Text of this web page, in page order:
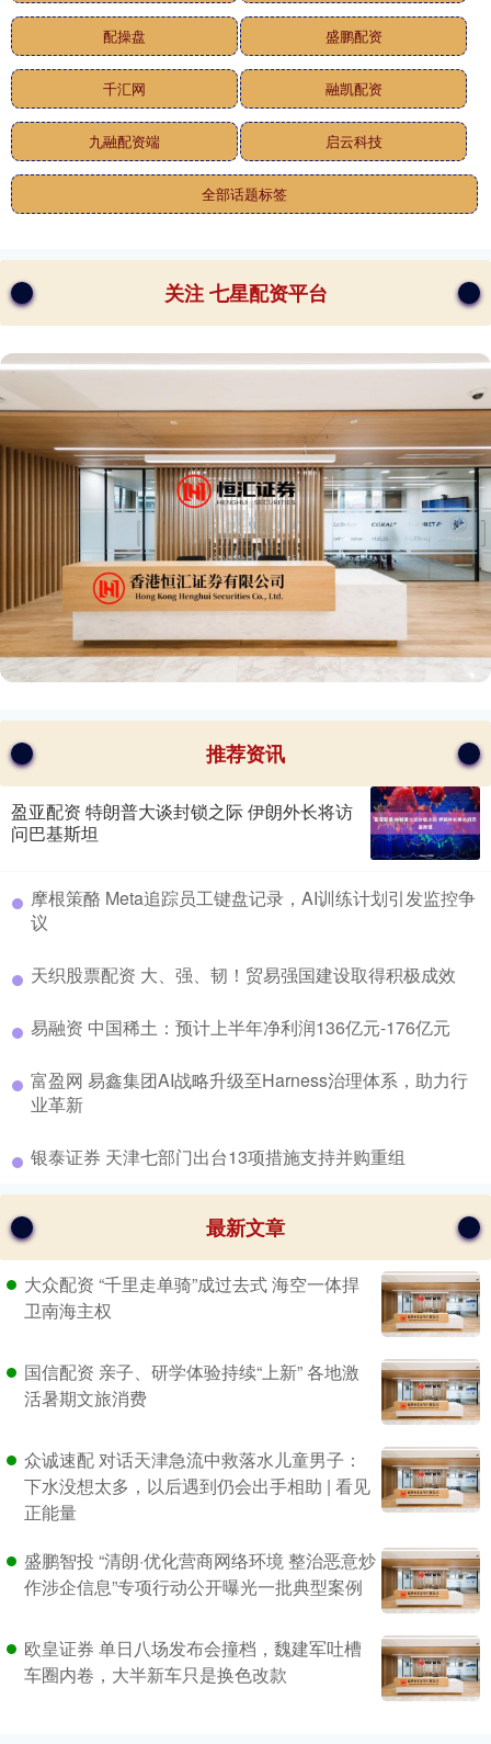
配操盘 盛鹏配资
千汇网 融凯配资
九融配资端 启云科技
全部话题标签
关注 七星配资平台
推荐资讯
盈亚配资 特朗普大谈封锁之际 伊朗外长将访
问巴基斯坦
​摩根策酪 Meta追踪员工键盘记录，AI训练计划引发监控争
议
​天织股票配资 大、强、韧！贸易强国建设取得积极成效
​易融资 中国稀土：预计上半年净利润136亿元-176亿元
​富盈网 易鑫集团AI战略升级至Harness治理体系，助力行
业革新
​银泰证券 天津七部门出台13项措施支持并购重组
最新文章
大众配资 “千里走单骑”成过去式 海空一体捍
卫南海主权
国信配资 亲子、研学体验持续“上新” 各地激
活暑期文旅消费
众诚速配 对话天津急流中救落水儿童男子：
下水没想太多，以后遇到仍会出手相助 | 看见
正能量
盛鹏智投 “清朗·优化营商网络环境 整治恶意炒
作涉企信息”专项行动公开曝光一批典型案例
欧皇证券 单日八场发布会撞档，魏建军吐槽
车圈内卷，大半新车只是换色改款